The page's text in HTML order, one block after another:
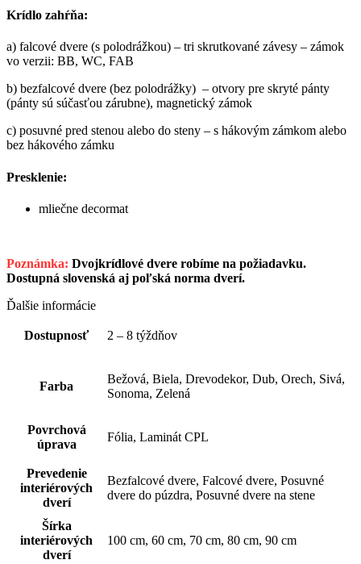
Krídlo zahŕňa:
a) falcové dvere (s polodrážkou) – tri skrutkované závesy – zámok
vo verzii: BB, WC, FAB
b) bezfalcové dvere (bez polodrážky) – otvory pre skryté pánty
(pánty sú súčasťou zárubne), magnetický zámok
c) posuvné pred stenou alebo do steny – s hákovým zámkom alebo
bez hákového zámku
Presklenie:
mliečne decormat
Poznámka: Dvojkrídlové dvere robíme na požiadavku.
Dostupná slovenská aj poľská norma dverí.
Ďalšie informácie
Dostupnosť 2 – 8 týždňov
Farba
Bežová, Biela, Drevodekor, Dub, Orech, Sivá,
Sonoma, Zelená
Povrchová
úprava
Fólia, Laminát CPL
Prevedenie
interiérových
dverí
Bezfalcové dvere, Falcové dvere, Posuvné
dvere do púzdra, Posuvné dvere na stene
Šírka
interiérových
dverí
100 cm, 60 cm, 70 cm, 80 cm, 90 cm